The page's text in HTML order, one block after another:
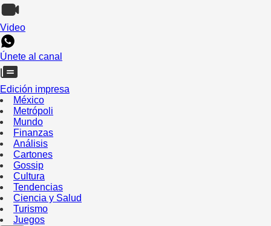
Video
Únete al canal
Edición impresa
México
Metrópoli
Mundo
Finanzas
Análisis
Cartones
Gossip
Cultura
Tendencias
Ciencia y Salud
Turismo
Juegos